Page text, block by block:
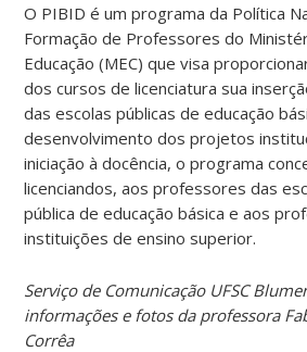
O PIBID é um programa da Política
Formação de Professores do
Educação (MEC) que visa
dos cursos de licenciatura sua
das escolas públicas de educação
desenvolvimento dos projetos
iniciação à docência, o programa
licenciandos, aos professores das
pública de educação básica e aos
instituições de ensino superior.
Serviço de Comunicação UFSC
informações e fotos da professora
Corrêa